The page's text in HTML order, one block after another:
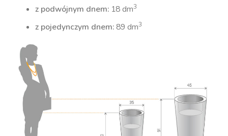
z podwójnym dnem: 18 dm3
z pojedynczym dnem:89 dm3